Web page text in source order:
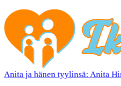
Anita ja hänen tyylinsä: Anita